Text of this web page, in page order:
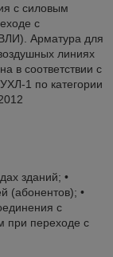
с силовым
с
Арматура для
линиях
в соответствии с
1 по категории
зданий; •
(абонентов); •
с
при переходе с